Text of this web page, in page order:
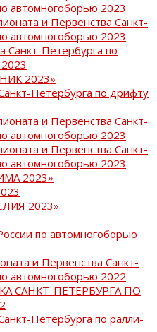
автомногоборью 2023
и Первенства Санкт-
автомногоборью 2023
Санкт-Петербурга по
2023»
Петербурга по дрифту
и Первенства Санкт-
автомногоборью 2023
и Первенства Санкт-
автомногоборью 2023
2023»
2023»
по автомногоборью
и Первенства Санкт-
автомногоборью 2022
САНКТ-ПЕТЕРБУРГА ПО
Петербурга по ралли-